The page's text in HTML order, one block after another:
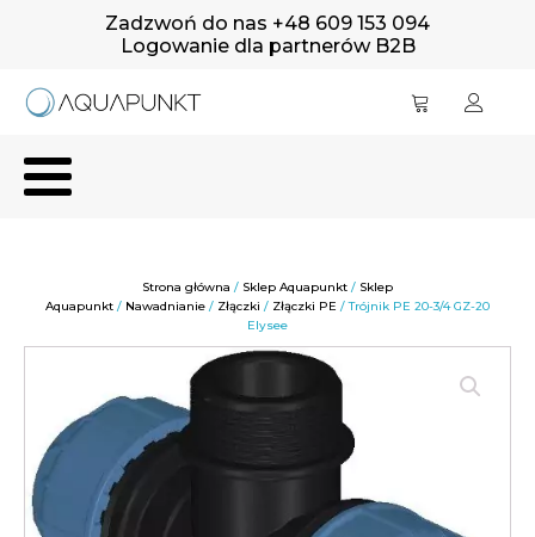
Zadzwoń do nas +48 609 153 094
Logowanie dla partnerów B2B
Strona główna / Sklep Aquapunkt / Sklep
Aquapunkt / Nawadnianie / Złączki / Złączki PE / Trójnik PE 20-3/4 GZ-20
Elysee